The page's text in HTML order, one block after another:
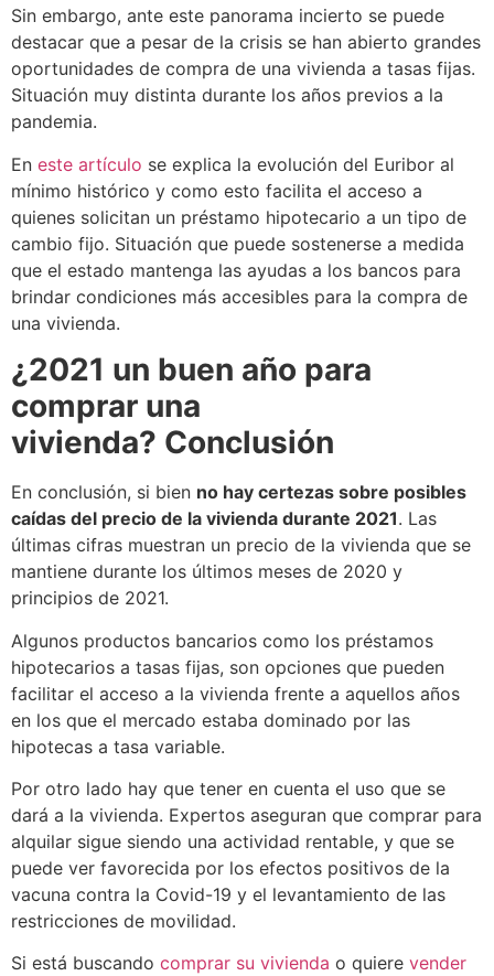
Sin embargo, ante este panorama incierto se puede
destacar que a pesar de la crisis se han abierto grandes
oportunidades de compra de una vivienda a tasas fijas.
Situación muy distinta durante los años previos a la
pandemia.
En este artículo se explica la evolución del Euribor al
mínimo histórico y como esto facilita el acceso a
quienes solicitan un préstamo hipotecario a un tipo de
cambio fijo. Situación que puede sostenerse a medida
que el estado mantenga las ayudas a los bancos para
brindar condiciones más accesibles para la compra de
una vivienda.
¿2021 un buen año para
comprar una
vivienda? Conclusión
En conclusión, si bien no hay certezas sobre posibles
caídas del precio de la vivienda durante 2021. Las
últimas cifras muestran un precio de la vivienda que se
mantiene durante los últimos meses de 2020 y
principios de 2021.
Algunos productos bancarios como los préstamos
hipotecarios a tasas fijas, son opciones que pueden
facilitar el acceso a la vivienda frente a aquellos años
en los que el mercado estaba dominado por las
hipotecas a tasa variable.
Por otro lado hay que tener en cuenta el uso que se
dará a la vivienda. Expertos aseguran que comprar para
alquilar sigue siendo una actividad rentable, y que se
puede ver favorecida por los efectos positivos de la
vacuna contra la Covid-19 y el levantamiento de las
restricciones de movilidad.
Si está buscando comprar su vivienda o quiere vender